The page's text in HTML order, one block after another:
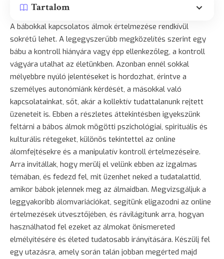
Tartalom
A bábokkal kapcsolatos álmok értelmezése rendkívül
sokrétű lehet. A legegyszerűbb megközelítés szerint egy
bábu a kontroll hiányára vagy épp ellenkezőleg, a kontroll
vágyára utalhat az életünkben. Azonban ennél sokkal
mélyebbre nyúló jelentéseket is hordozhat, érintve a
személyes autonómiánk kérdését, a másokkal való
kapcsolatainkat, sőt, akár a kollektív tudattalanunk rejtett
üzeneteit is. Ebben a részletes áttekintésben igyekszünk
feltárni a bábos álmok mögötti pszichológiai, spirituális és
kulturális rétegeket, különös tekintettel az online
álomfejtésekre és a manipulatív kontroll értelmezéseire.
Arra invitállak, hogy merülj el velünk ebben az izgalmas
témában, és fedezd fel, mit üzenhet neked a tudatalattid,
amikor bábok jelennek meg az álmaidban. Megvizsgáljuk a
leggyakoribb álomvariációkat, segítünk eligazodni az online
értelmezések útvesztőjében, és rávilágítunk arra, hogyan
használhatod fel ezeket az álmokat önismereted
elmélyítésére és életed tudatosabb irányítására. Készülj fel
egy utazásra, amely során talán jobban megérted majd